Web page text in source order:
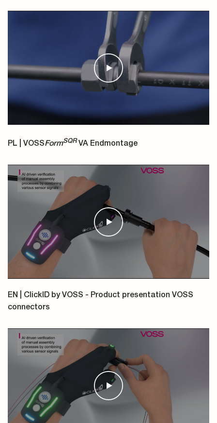
PL | VOSSFormSQRVA Endmontage
EN | ClickID by VOSS - Product presentation VOSS
connectors